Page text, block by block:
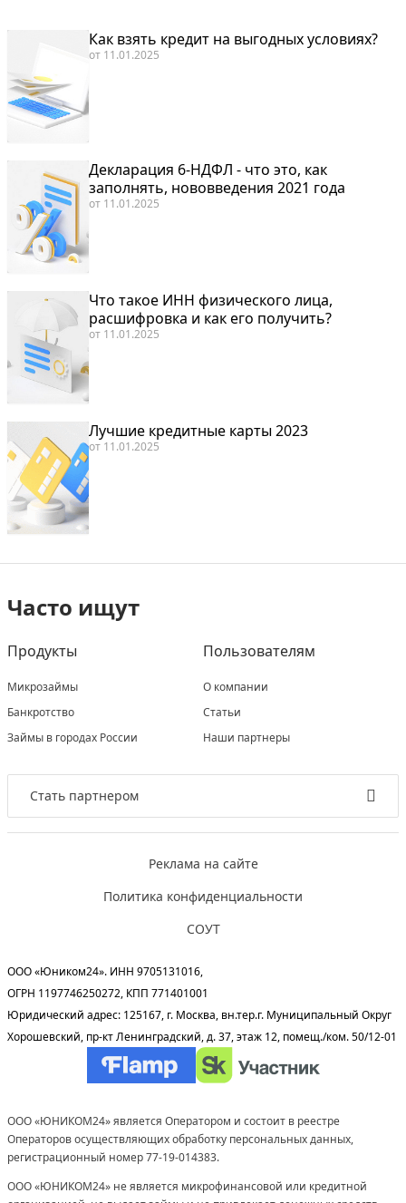
Как взять кредит на выгодных условиях?
от 11.01.2025
Декларация 6-НДФЛ - что это, как
заполнять, нововведения 2021 года
от 11.01.2025
Что такое ИНН физического лица,
расшифровка и как его получить?
от 11.01.2025
Лучшие кредитные карты 2023
от 11.01.2025
Часто ищут
Продукты
Микрозаймы
Банкротство
Займы в городах России
Пользователям
О компании
Статьи
Наши партнеры
Стать партнером
Реклама на сайте
Политика конфиденциальности
СОУТ
ООО «Юником24». ИНН 9705131016,
ОГРН 1197746250272, КПП 771401001
Юридический адрес: 125167, г. Москва, вн.тер.г. Муниципальный Округ
Хорошевский, пр-кт Ленинградский, д. 37, этаж 12, помещ./ком. 50/12-01
ООО «ЮНИКОМ24» является Оператором и состоит в реестре
Операторов осуществляющих обработку персональных данных,
регистрационный номер 77-19-014383.
ООО «ЮНИКОМ24» не является микрофинансовой или кредитной